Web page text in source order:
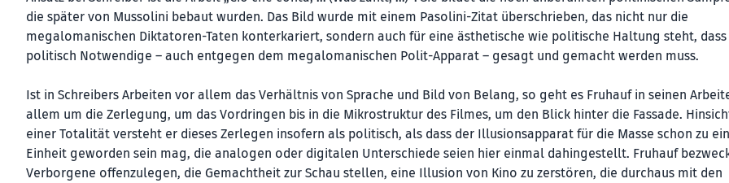
die später von Mussolini bebaut wurden. Das Bild wurde mit einem Pasolini-Zitat überschrieben, das nicht nur die
megalomanischen Diktatoren-Taten konterkariert, sondern auch für eine ästhetische wie politische Haltung steht, dass
politisch Notwendige – auch entgegen dem megalomanischen Polit-Apparat – gesagt und gemacht werden muss.
Ist in Schreibers Arbeiten vor allem das Verhältnis von Sprache und Bild von Belang, so geht es Fruhauf in seinen
allem um die Zerlegung, um das Vordringen bis in die Mikrostruktur des Filmes, um den Blick hinter die Fassade.
einer Totalität versteht er dieses Zerlegen insofern als politisch, als dass der Illusionsapparat für die Masse schon zu
Einheit geworden sein mag, die analogen oder digitalen Unterschiede seien hier einmal dahingestellt. Fruhauf
Verborgene offenzulegen, die Gemachtheit zur Schau stellen, eine Illusion von Kino zu zerstören, die durchaus mit den